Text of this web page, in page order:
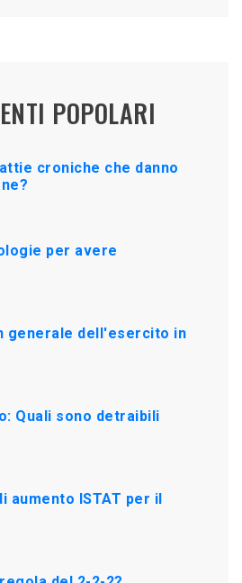
POPOLARI
croniche che danno
per avere
generale dell'esercito in
Quali sono detraibili
aumento ISTAT per il